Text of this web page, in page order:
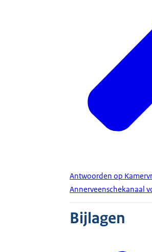
Antwoorden op
Annerveenschekanaal
Bijlagen